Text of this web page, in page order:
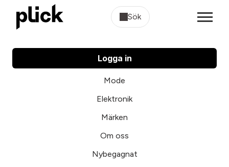
Sök
Logga in
Mode
Elektronik
Märken
Om oss
Nybegagnat